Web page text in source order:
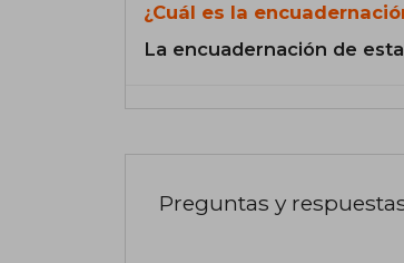
¿Cuál es la
La encuadernación de
Preguntas y